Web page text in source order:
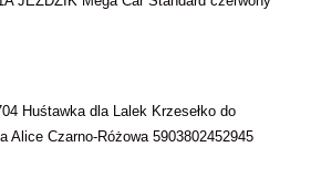
Huśtawka dla Lalek Krzesełko do
Alice Czarno-Różowa 5903802452945